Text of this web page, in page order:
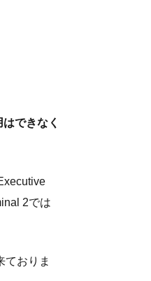
できなく
2では
ておりま